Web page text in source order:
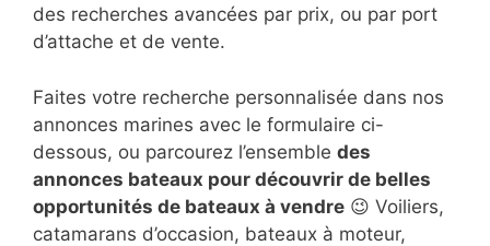
des recherches avancées par prix, ou par port
d’attache et de vente.
Faites votre recherche personnalisée dans nos
annonces marines avec le formulaire ci-
dessous, ou parcourez l’ensemble des
annonces bateaux pour découvrir de belles
opportunités de bateaux à vendre 😉 Voiliers,
catamarans d’occasion, bateaux à moteur,